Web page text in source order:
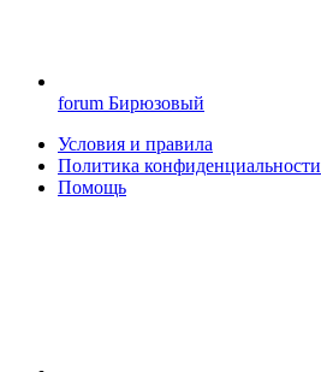
forum Бирюзовый
Условия и правила
Политика конфиденциальности
Помощь